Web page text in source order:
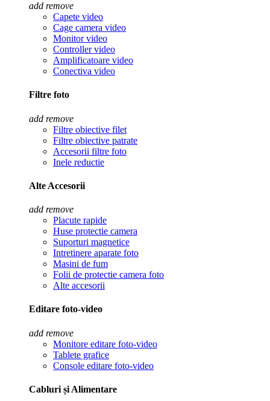
add remove
Capete video
Cage camera video
Monitor video
Controller video
Amplificatoare video
Conectiva video
Filtre foto
add remove
Filtre obiective filet
Filtre obiective patrate
Accesorii filtre foto
Inele reductie
Alte Accesorii
add remove
Placute rapide
Huse protectie camera
Suporturi magnetice
Intretinere aparate foto
Masini de fum
Folii de protectie camera foto
Alte accesorii
Editare foto-video
add remove
Monitore editare foto-video
Tablete grafice
Console editare foto-video
Cabluri și Alimentare